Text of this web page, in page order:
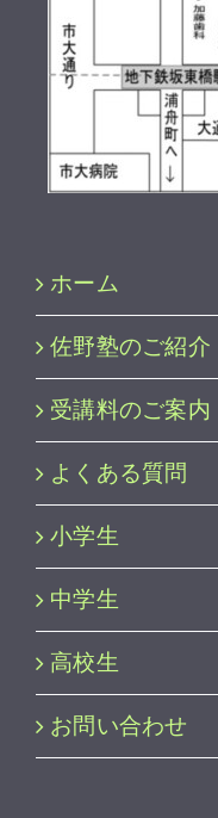
ホーム
佐野塾のご紹介
受講料のご案内
よくある質問
小学生
中学生
高校生
お問い合わせ